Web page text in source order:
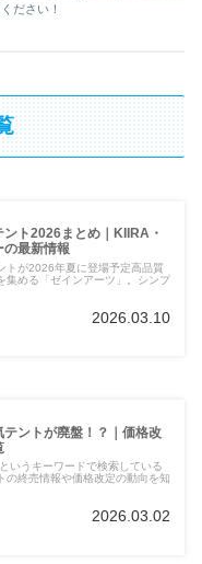
ださい！
ト2026まとめ｜KIIRA・
最新情報
トが2026年夏に登場予定高品質
集める「ゼインアーツ」。シンプ
2026.03.10
ントが廃盤！？｜価格改
いうキーワードで検索している
の終売情報や価格改定の動向を知
2026.03.02